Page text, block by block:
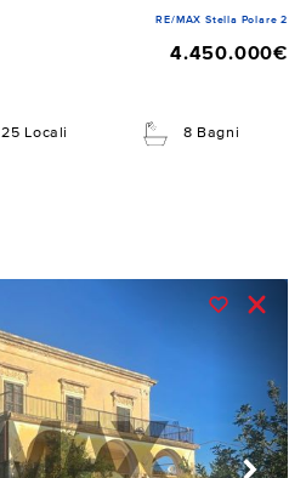
RE/MAX Stella Polare 2
4.450.000€
25 Locali 8 Bagni